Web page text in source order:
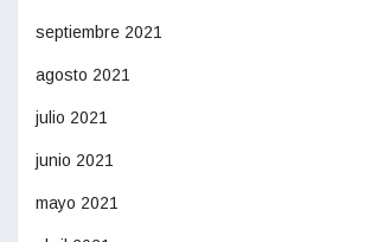
septiembre 2021
agosto 2021
julio 2021
junio 2021
mayo 2021